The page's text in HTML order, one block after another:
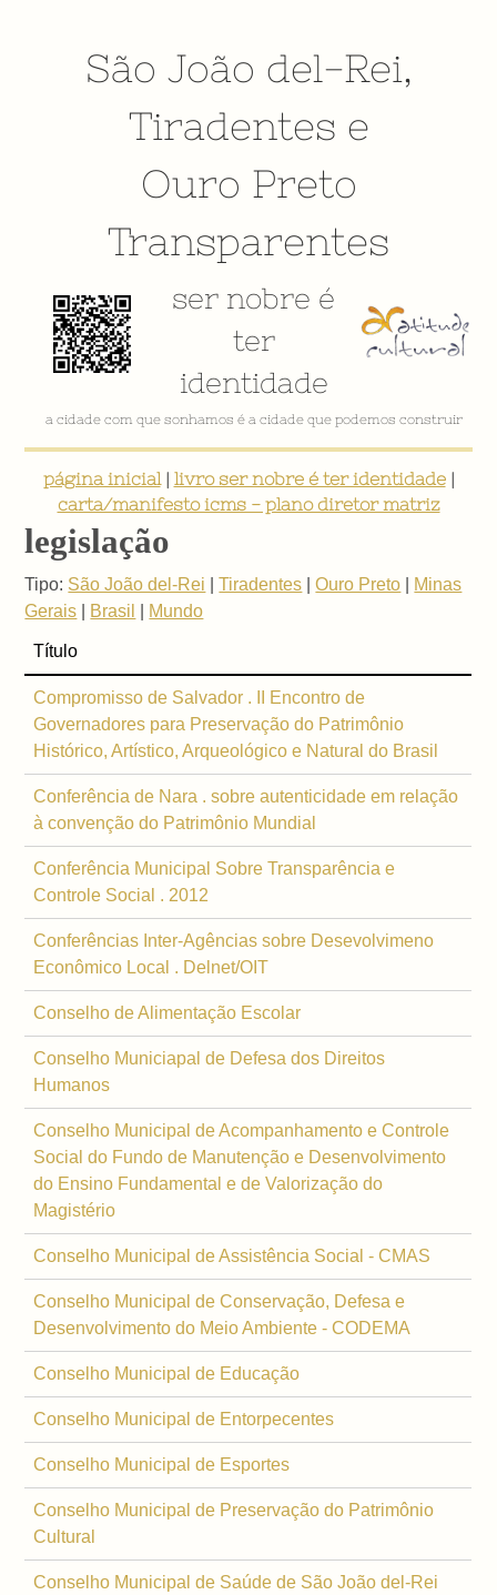
São João del-Rei,
Tiradentes e
Ouro Preto
Transparentes
ser nobre é
ter
identidade
a cidade com que sonhamos é a cidade que podemos construir
página inicial| livro ser nobre é ter identidade|
carta/manifesto icms - plano diretor matriz
legislação
Tipo: São João del-Rei |Tiradentes |Ouro Preto
Minas
Gerais
Brasil Mundo
Título
Compromisso de Salvador . II Encontro de
Governadores para Preservação do Patrimônio
Histórico, Artístico, Arqueológico e Natural do Brasil
Conferência de Nara . sobre autenticidade em relação
à convenção do Patrimônio Mundial
Conferência Municipal Sobre Transparência e
Controle Social . 2012
Conferências Inter-Agências sobre Desevolvimeno
Econômico Local . Delnet/OIT
Conselho de Alimentação Escolar
Conselho Municiapal de Defesa dos Direitos
Humanos
Conselho Municipal de Acompanhamento e Controle
Social do Fundo de Manutenção e Desenvolvimento
do Ensino Fundamental e de Valorização do
Magistério
Conselho Municipal de Assistência Social - CMAS
Conselho Municipal de Conservação, Defesa e
Desenvolvimento do Meio Ambiente - CODEMA
Conselho Municipal de Educação
Conselho Municipal de Entorpecentes
Conselho Municipal de Esportes
Conselho Municipal de Preservação do Patrimônio
Cultural
Conselho Municipal de Saúde de São João del-Rei